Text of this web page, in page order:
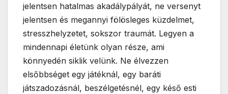
jelentsen hatalmas akadálypályát, ne versenyt
jelentsen és megannyi fölösleges küzdelmet,
stresszhelyzetet, sokszor traumát. Legyen a
mindennapi életünk olyan része, ami
könnyedén siklik velünk. Ne élvezzen
elsőbbséget egy játéknál, egy baráti
játszadozásnál, beszélgetésnél, egy késő esti